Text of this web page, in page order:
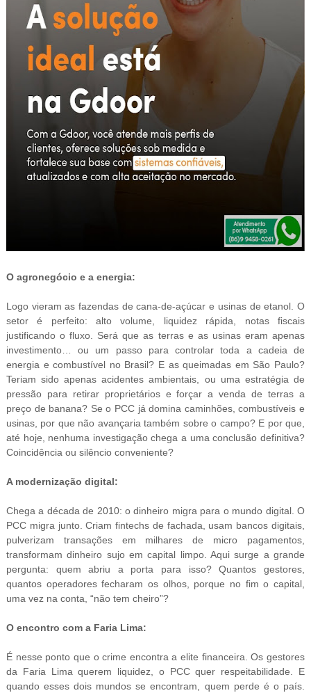
O agronegócio e a energia:
Logo vieram as fazendas de cana-de-açúcar e usinas de etanol. O
setor é perfeito: alto volume, liquidez rápida, notas fiscais
justificando o fluxo. Será que as terras e as usinas eram apenas
investimento… ou um passo para controlar toda a cadeia de
energia e combustível no Brasil? E as queimadas em São Paulo?
Teriam sido apenas acidentes ambientais, ou uma estratégia de
pressão para retirar proprietários e forçar a venda de terras a
preço de banana? Se o PCC já domina caminhões, combustíveis e
usinas, por que não avançaria também sobre o campo? E por que,
até hoje, nenhuma investigação chega a uma conclusão definitiva?
Coincidência ou silêncio conveniente?
A modernização digital:
Chega a década de 2010: o dinheiro migra para o mundo digital. O
PCC migra junto. Criam fintechs de fachada, usam bancos digitais,
pulverizam transações em milhares de micro pagamentos,
transformam dinheiro sujo em capital limpo. Aqui surge a grande
pergunta: quem abriu a porta para isso? Quantos gestores,
quantos operadores fecharam os olhos, porque no fim o capital,
uma vez na conta, “não tem cheiro”?
O encontro com a Faria Lima:
É nesse ponto que o crime encontra a elite financeira. Os gestores
da Faria Lima querem liquidez, o PCC quer respeitabilidade. E
quando esses dois mundos se encontram, quem perde é o país.